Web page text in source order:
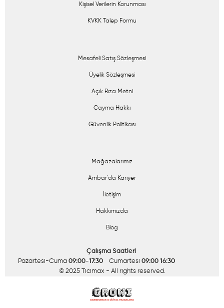
Kişisel Verilerin Korunması
KVKK Talep Formu
Mesafeli Satış Sözleşmesi
Üyelik Sözleşmesi
Açık Rıza Metni
Cayma Hakkı
Güvenlik Politikası
Mağazalarımız
Ambar'da Kariyer
İletişim
Hakkımızda
Blog
Çalışma Saatleri
Pazartesi-Cuma 09:00-17:30 Cumartesi 09:00 16:30
© 2025 Ticimax - All rights reserved.